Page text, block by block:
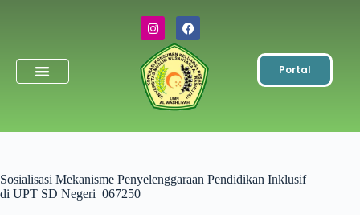
Portal
Sosialisasi Mekanisme Penyelenggaraan Pendidikan Inklusif
di UPT SD Negeri 067250